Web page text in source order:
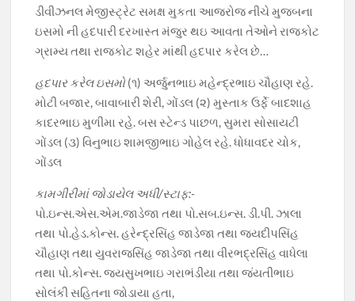
ડીવીઝનલ મેજીસ્ટ્રેટ સમક્ષ મુકતા આજરોજ નીચે મુજબના
ઇસમો ની હદપારી દરખાસ્ત મંજુર થઇ આવતા તેઓને રાજકોટ
ગ્રામ્ય તથા રાજકોટ શહેર માંથી હદપાર કરેલ છે…
હદપાર કરેલ ઇસમો (૧) અર્જુનભાઇ મહેન્દ્રભાઇ ચૌહાણ રહે.
મોટી બજાર, બાવાબારી શેરી, ગોંડલ (૨) મુસ્તાક ઉર્ફે બાદશાહ
કાદરભાઇ મુળીમા રહે. બસ સ્ટેન્ડ પાછળ, સુમરા સોસાયટી
ગોંડલ (૩) વિનુભાઇ શામજીભાઇ ગોહેલ રહે. ધોધાવદર ચોક,
ગોંડલ
કામગીરીમાં જોડાયેલ અધી/સ્ટાફ:-
પો.ઇન્સ.એસ.એમ.જાડેજા તથા પો.સબ.ઇન્સ. ડી.પી. ઝાલા
તથા પો.હેડ.કોન્સ. હરેન્દ્રસિંહ જાડેજા તથા જયદીપસિંહ
ચૌહાણ તથા યુવરાજસિંહ જાડેજા તથા વીરભદ્રસિંહ વાધેલા
તથા પો.કોન્સ. જયસુખભાઇ ગરાભંડીયા તથા જંયતીભાઇ
સોલંકી સહિતના જોડાયા હતા,